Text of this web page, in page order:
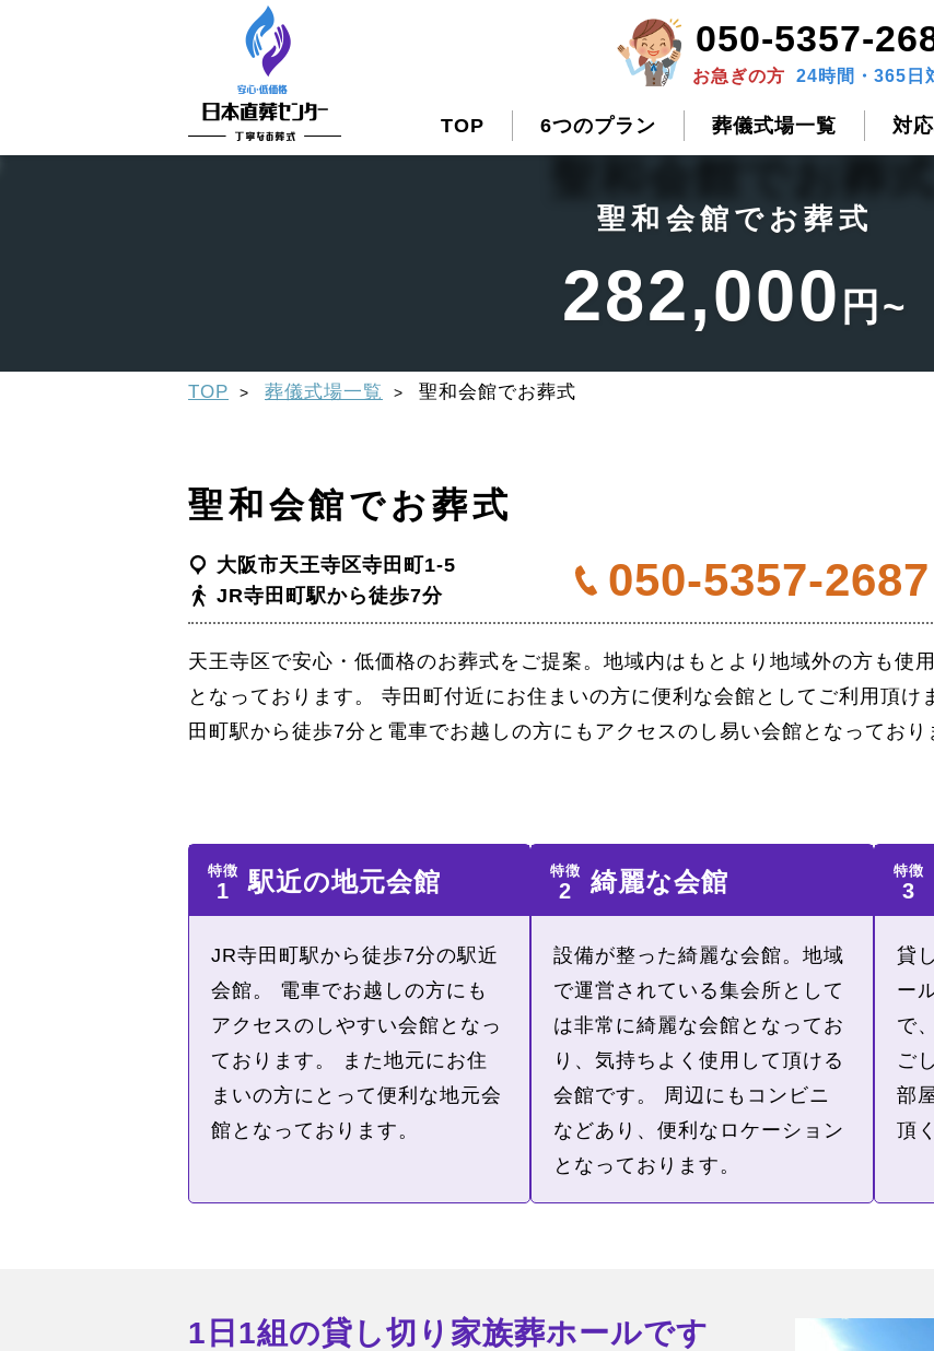
050-5357-
お急ぎの方 24時間・365日
TOP 6つのプラン 葬儀式場一覧 対
聖和会館でお葬式
282,000 円~
TOP 葬儀式場一覧 聖和会館でお葬式
聖和会館でお葬式
大阪市天王寺区寺田町1-5
JR寺田町駅から徒歩7分
050-5357-2687
天王寺区で安心・低価格のお葬式をご提案。地域内はもとより地域外の方も使
となっております。 寺田町付近にお住まいの方に便利な会館としてご利用頂け
田町駅から徒歩7分と電車でお越しの方にもアクセスのし易い会館となっており
駅近の地元会館
JR寺田町駅から徒歩7分の駅近
会館。 電車でお越しの方にも
アクセスのしやすい会館となっ
ております。 また地元にお住
まいの方にとって便利な地元会
館となっております。
綺麗な会館
設備が整った綺麗な会館。地域
で運営されている集会所として
は非常に綺麗な会館となってお
り、気持ちよく使用して頂ける
会館です。 周辺にもコンビニ
などあり、便利なロケーション
となっております。
貸
ー
で
ご
部
頂
1日1組の貸し切り家族葬ホールです